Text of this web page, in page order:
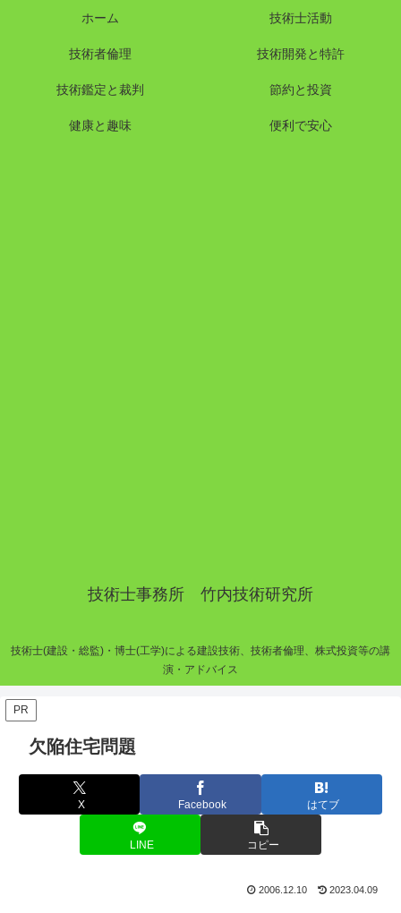
技術士事務所 竹内技術研究所
技術士(建設・総監)・博士(工学)による建設技術、技術者倫理、株式投資等の講
演・アドバイス
ホーム 技術士活動
技術者倫理 技術開発と特許
技術鑑定と裁判 節約と投資
健康と趣味 便利で安心
PR
欠陥住宅問題
X Facebook はてブ
LINE コピー
2006.12.10 2023.04.09